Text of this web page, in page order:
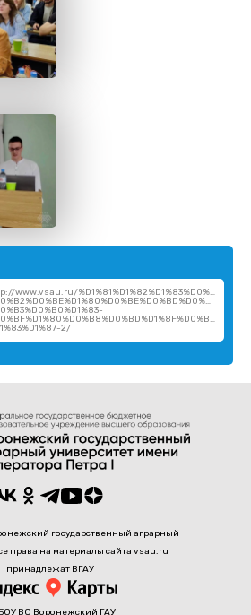
www.vsau.ru/
2/
государственный аграрный
права на материалы сайта vsau.ru
принадлежат ВГАУ
ВО Воронежский ГАУ